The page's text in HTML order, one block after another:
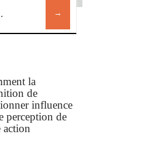
la
de
influence
perception de
action